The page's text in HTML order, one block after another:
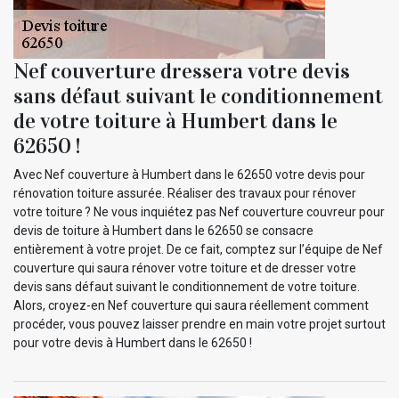
Nef couverture dressera votre devis
sans défaut suivant le conditionnement
de votre toiture à Humbert dans le
62650 !
Avec Nef couverture à Humbert dans le 62650 votre devis pour
rénovation toiture assurée. Réaliser des travaux pour rénover
votre toiture ? Ne vous inquiétez pas Nef couverture couvreur pour
devis de toiture à Humbert dans le 62650 se consacre
entièrement à votre projet. De ce fait, comptez sur l’équipe de Nef
couverture qui saura rénover votre toiture et de dresser votre
devis sans défaut suivant le conditionnement de votre toiture.
Alors, croyez-en Nef couverture qui saura réellement comment
procéder, vous pouvez laisser prendre en main votre projet surtout
pour votre devis à Humbert dans le 62650 !